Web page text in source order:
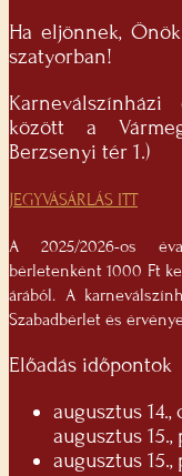
Ha eljönnek,
szatyorban!
Karneválszínházi
között a
Berzsenyi tér 1.)
JEGYVÁSÁRLÁS ITT
A 2025/2026-os
bérletenként 1000 Ft
árából. A
Szabadbérlet és
Előadás időpontok
augusztus
augusztus 15.,
augusztus